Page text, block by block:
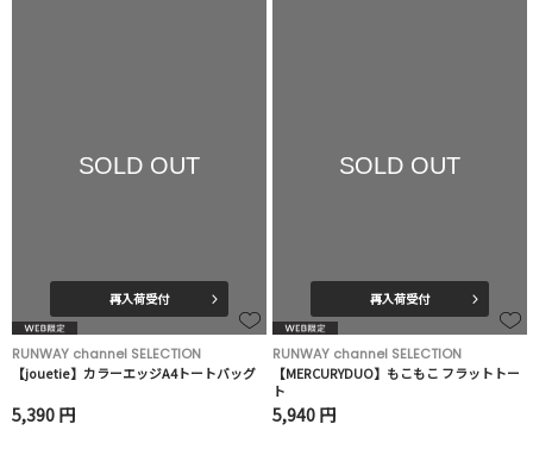
SOLD OUT
再入荷受付
RUNWAY channel SELECTION
【jouetie】カラーエッジA4トートバッグ
5,390 円
SOLD OUT
再入荷受付
RUNWAY channel SELECTION
【MERCURYDUO】もこもこ フラットトー
ト
5,940 円